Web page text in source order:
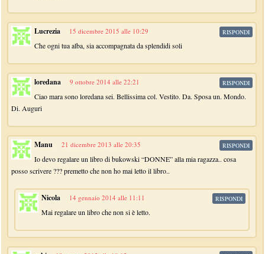
Lucrezia 15 dicembre 2015 alle 10:29
Che ogni tua alba, sia accompagnata da splendidi soli
RISPONDI
loredana 9 ottobre 2014 alle 22:21
Ciao mara sono loredana sei. Bellissima col. Vestito. Da. Sposa un. Mondo.
Di. Auguri
RISPONDI
Manu 21 dicembre 2013 alle 20:35
Io devo regalare un libro di bukowski “DONNE” alla mia ragazza.. cosa
posso scrivere ??? premetto che non ho mai letto il libro..
RISPONDI
Nicola 14 gennaio 2014 alle 11:11
Mai regalare un libro che non si è letto.
RISPONDI